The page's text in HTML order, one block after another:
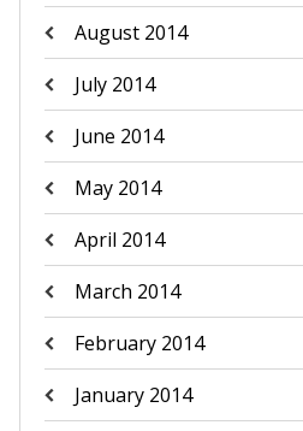
August 2014
July 2014
June 2014
May 2014
April 2014
March 2014
February 2014
January 2014